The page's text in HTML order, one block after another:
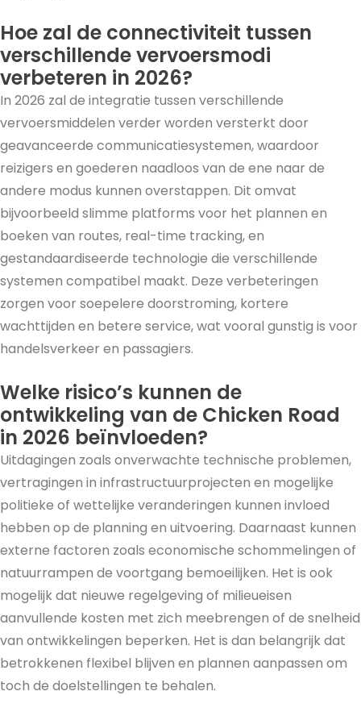
Hoe zal de connectiviteit tussen
verschillende vervoersmodi
verbeteren in 2026?
In 2026 zal de integratie tussen verschillende
vervoersmiddelen verder worden versterkt door
geavanceerde communicatiesystemen, waardoor
reizigers en goederen naadloos van de ene naar de
andere modus kunnen overstappen. Dit omvat
bijvoorbeeld slimme platforms voor het plannen en
boeken van routes, real-time tracking, en
gestandaardiseerde technologie die verschillende
systemen compatibel maakt. Deze verbeteringen
zorgen voor soepelere doorstroming, kortere
wachttijden en betere service, wat vooral gunstig is voor
handelsverkeer en passagiers.
Welke risico’s kunnen de
ontwikkeling van de Chicken Road
in 2026 beïnvloeden?
Uitdagingen zoals onverwachte technische problemen,
vertragingen in infrastructuurprojecten en mogelijke
politieke of wettelijke veranderingen kunnen invloed
hebben op de planning en uitvoering. Daarnaast kunnen
externe factoren zoals economische schommelingen of
natuurrampen de voortgang bemoeilijken. Het is ook
mogelijk dat nieuwe regelgeving of milieueisen
aanvullende kosten met zich meebrengen of de snelheid
van ontwikkelingen beperken. Het is dan belangrijk dat
betrokkenen flexibel blijven en plannen aanpassen om
toch de doelstellingen te behalen.